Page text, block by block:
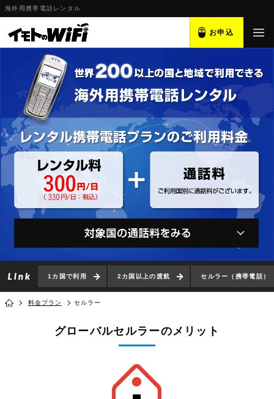
海外用携帯電話レンタル
お申込
1カ国で利用 2カ国以上の渡航 セルラー（携帯電話）
料金プラン セルラー
グローバルセルラーのメリット